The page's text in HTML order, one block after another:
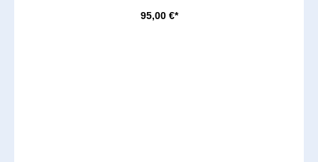
95,00 €*